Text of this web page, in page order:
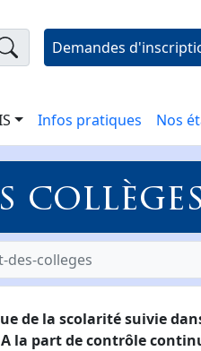
Demandes
Infos pratiques Nos
collèges
des-colleges
de la scolarité suivie
la part de contrôle